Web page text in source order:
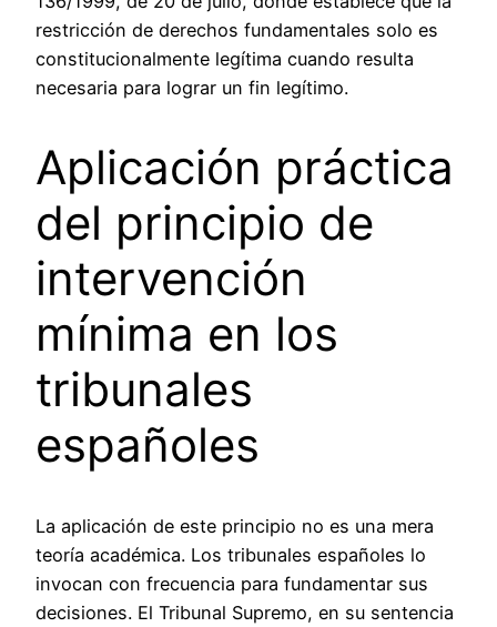
restricción de derechos fundamentales solo es
constitucionalmente legítima cuando resulta
necesaria para lograr un fin legítimo.
Aplicación práctica
del principio de
intervención
mínima en los
tribunales
españoles
La aplicación de este principio no es una mera
teoría académica. Los tribunales españoles lo
invocan con frecuencia para fundamentar sus
decisiones. El Tribunal Supremo, en su sentencia